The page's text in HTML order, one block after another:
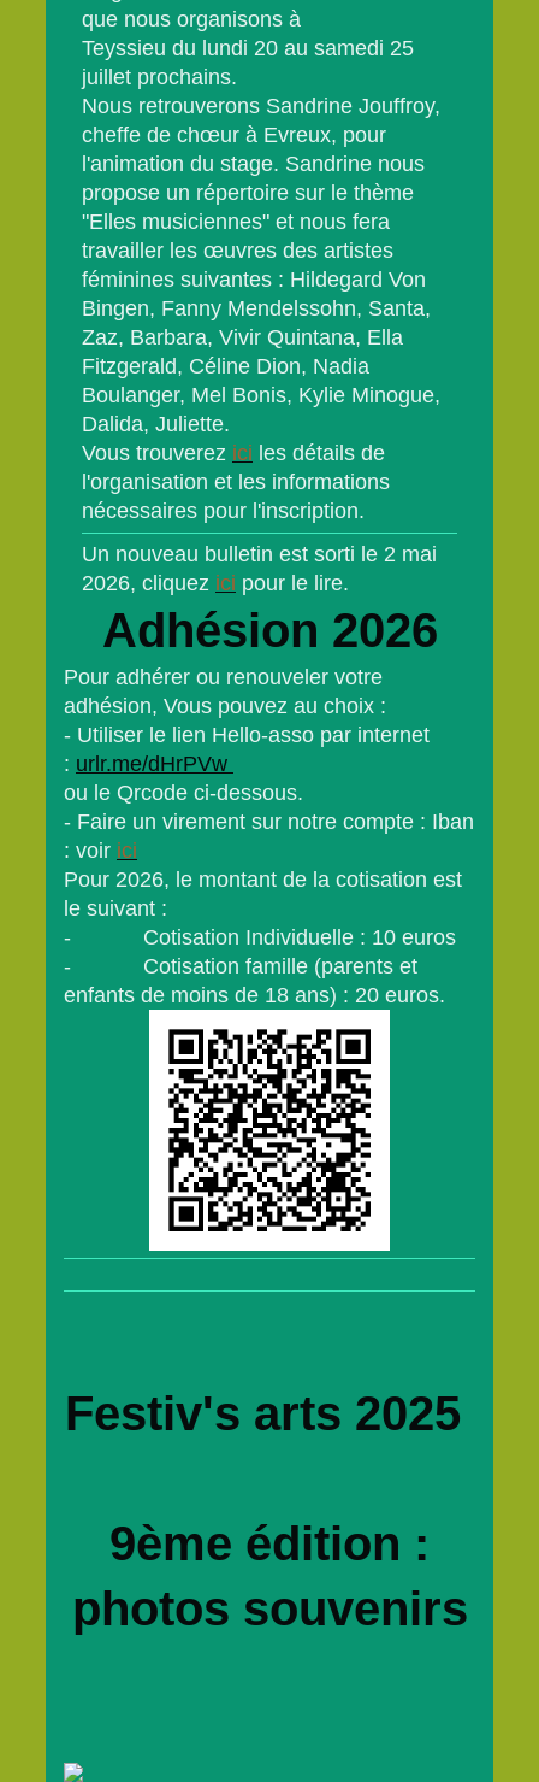
que nous organisons à
Teyssieu du lundi 20 au samedi 25
juillet prochains.
Nous retrouverons Sandrine Jouffroy,
cheffe de chœur à Evreux, pour
l'animation du stage. Sandrine nous
propose un répertoire sur le thème
"Elles musiciennes" et nous fera
travailler les œuvres des artistes
féminines suivantes : Hildegard Von
Bingen, Fanny Mendelssohn, Santa,
Zaz, Barbara, Vivir Quintana, Ella
Fitzgerald, Céline Dion, Nadia
Boulanger, Mel Bonis, Kylie Minogue,
Dalida, Juliette.
Vous trouverez ici les détails de
l'organisation et les informations
nécessaires pour l'inscription.
Un nouveau bulletin est sorti le 2 mai
2026, cliquez ici pour le lire.
Adhésion 2026
Pour adhérer ou renouveler votre
adhésion, Vous pouvez au choix :
- Utiliser le lien Hello-asso par internet
: urlr.me/dHrPVw
ou le Qrcode ci-dessous.
- Faire un virement sur notre compte : Iban
: voir ici
Pour 2026, le montant de la cotisation est
le suivant :
- Cotisation Individuelle : 10 euros
- Cotisation famille (parents et
enfants de moins de 18 ans) : 20 euros.
Festiv's arts 2025
9ème édition :
photos souvenirs